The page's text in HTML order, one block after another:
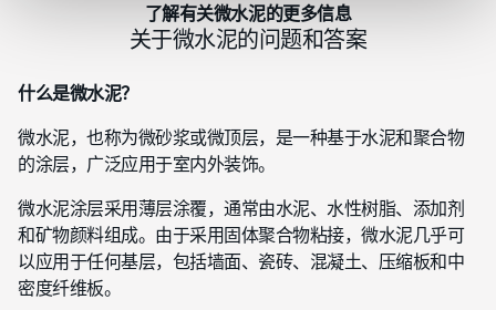
了解有关微水泥的更多信息
关于微水泥的问题和答案
什么是微水泥？
微水泥，也称为微砂浆或微顶层，是一种基于水泥和聚合物
的涂层，广泛应用于室内外装饰。
微水泥涂层采用薄层涂覆，通常由水泥、水性树脂、添加剂
和矿物颜料组成。由于采用固体聚合物粘接，微水泥几乎可
以应用于任何基层，包括墙面、瓷砖、混凝土、压缩板和中
密度纤维板。